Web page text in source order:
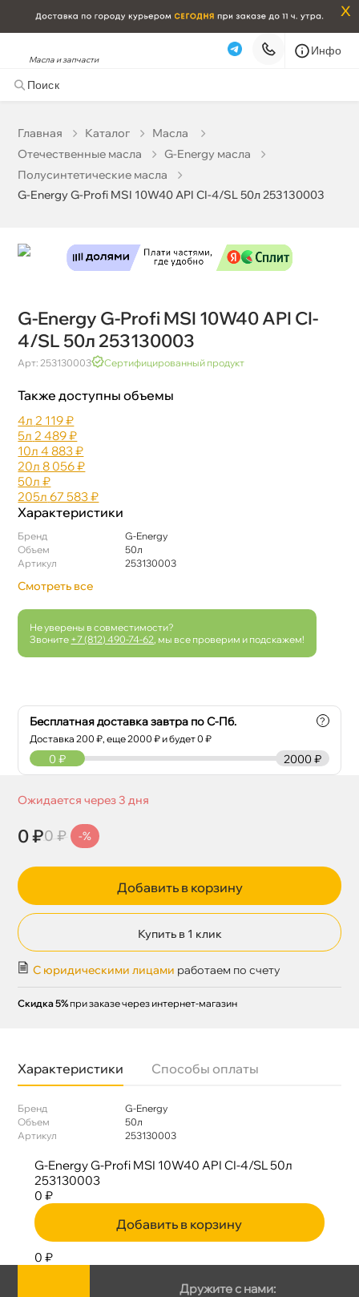
x
Масла и запчасти
Инфо
Главная Катало
Масла
Отечественные масла
G-Energy масла
Полусинтетические масла
G-Energy G-Profi MSI 10W40 API CI-4/SL 50л 253130003
G-Energy G-Profi MSI 10W40 API CI-
4/SL 50л 253130003
Арт: 253130003 Сертифицированный продукт
Также доступны объемы
4л 2 119 ₽
5л 2 489 ₽
10л 4 883 ₽
20л 8 056 ₽
50л ₽
205л 67 583 ₽
Характеристики
Бренд
G-Energy
Объем
50л
Артикул
253130003
Смотреть все
Не уверены в совместимости?
Звоните +7 (812) 490-74-62 , мы все проверим и подскажем!
Бесплатная доставка завтра по С-Пб.
Доставка200 ₽, еще2000 ₽ и будет 0 ₽
?
2000 ₽
0 ₽
Ожидается через 3 дня
0 ₽0 ₽ -%
Добавить в корзину
Купить в 1 клик
С юридическими лицами работаем по счету
Скидка 5% при заказе через интернет-магазин
Характеристики Способы оплаты
Бренд
G-Energy
Объем
50л
Артикул
253130003
Бесплатная
Срочная за 2 ч – 399 ₽ Сегодня, 07.08
Карта Список
G-Energy G-Profi MSI 10W40 API CI-4/SL 50л
253130003
0 ₽
Добавить в корзину
0 ₽
Дружите с нами: